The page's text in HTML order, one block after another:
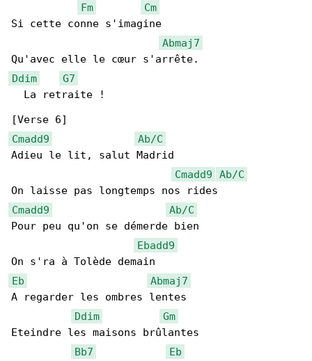
Fm
Cm
Si cette conne s'imagine
Abmaj7
Ddim
G7
  La retraite !
Cmadd9
Ab/C
Adieu le lit, salut Madrid
Cmadd9
Ab/C
Cmadd9
Ab/C
Pour peu qu'on se démerde bien
Ebadd9
Eb
Abmaj7
A regarder les ombres lentes
Ddim
Gm
Eteindre les maisons brûlantes
Bb7
Eb